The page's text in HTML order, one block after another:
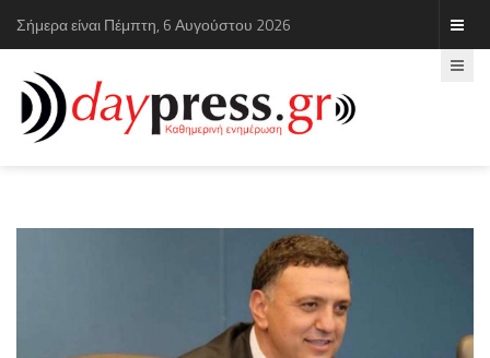
Σήμερα είναι Πέμπτη, 6 Αυγούστου 2026